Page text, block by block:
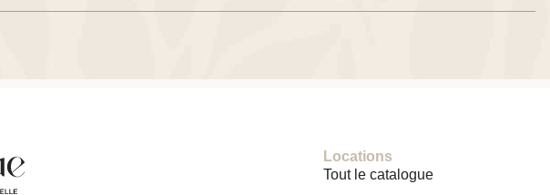
Locations
Tout le catalogue